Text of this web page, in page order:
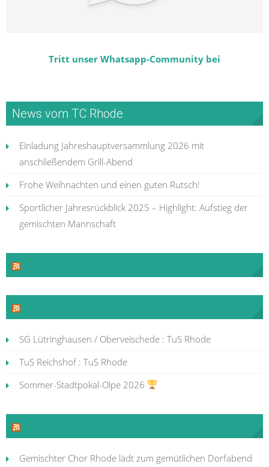
Tritt unser Whatsapp-Community bei
News vom TC Rhode
Einladung Jahreshauptversammlung 2026 mit
anschließendem Grill-Abend
Frohe Weihnachten und einen guten Rutsch!
Sportlicher Jahresrückblick 2025 – Highlight: Aufstieg der
gemischten Mannschaft
SG Lütringhausen / Oberveischede : TuS Rhode
TuS Reichshof : TuS Rhode
Sommer-Stadtpokal-Olpe 2026
Gemischter Chor Rhode lädt zum gemütlichen Dorfabend